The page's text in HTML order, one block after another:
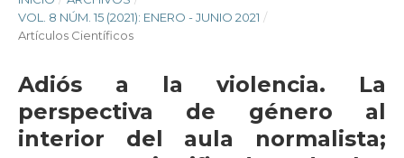
VOL. 8 NÚM. 15 (2021): ENERO - JUNIO 2021 /
Artículos Científicos
Adiós a la violencia. La
perspectiva de género al
interior del aula normalista;